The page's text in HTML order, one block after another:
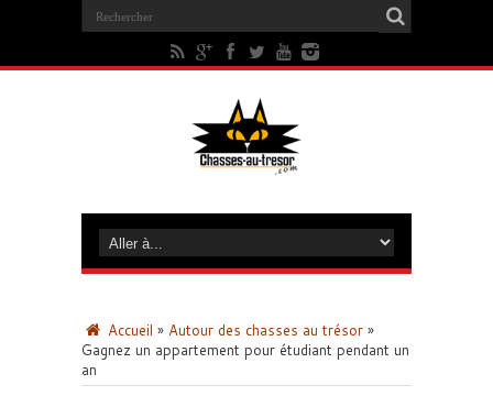
Accueil » Autour des chasses au trésor »
Gagnez un appartement pour étudiant pendant un
an